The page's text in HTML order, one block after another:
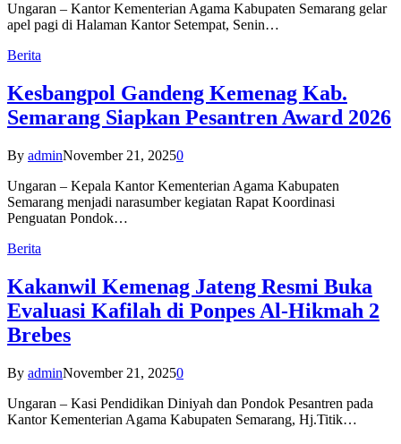
Ungaran – Kantor Kementerian Agama Kabupaten Semarang gelar
apel pagi di Halaman Kantor Setempat, Senin…
Berita
Kesbangpol Gandeng Kemenag Kab.
Semarang Siapkan Pesantren Award 2026
By adminNovember 21, 20250
Ungaran – Kepala Kantor Kementerian Agama Kabupaten
Semarang menjadi narasumber kegiatan Rapat Koordinasi
Penguatan Pondok…
Berita
Kakanwil Kemenag Jateng Resmi Buka
Evaluasi Kafilah di Ponpes Al-Hikmah 2
Brebes
By adminNovember 21, 20250
Ungaran – Kasi Pendidikan Diniyah dan Pondok Pesantren pada
Kantor Kementerian Agama Kabupaten Semarang, Hj.Titik…